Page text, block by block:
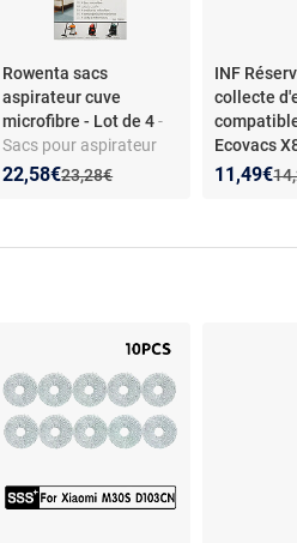
Rowenta sacs
aspirateur cuve
microfibre - Lot de 4-
Sacs pour aspirateur
cuve en microfibre -
Ancien prix :
23,28€
Nouveau prix :
22,58€
Réduction de :
INF
collecte
Ecovacs
X9 T80 -
Nouveau
11,49€